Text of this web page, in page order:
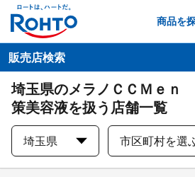
商品を
販売店検索
埼玉県のメラノＣＣＭｅｎ
策美容液を扱う店舗一覧
埼玉県 市区町村を選